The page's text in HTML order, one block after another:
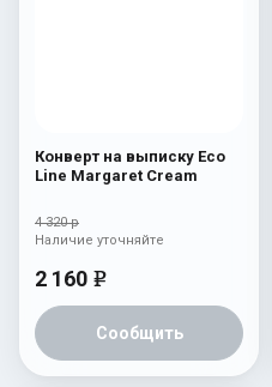
Конверт на выписку Eco
Line Margaret Cream
4 320 р
2 160 e
Сообщить
Наличие уточняйте